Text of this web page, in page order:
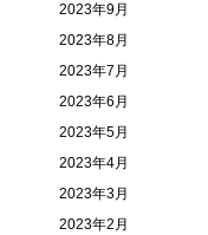
2023年9月
2023年8月
2023年7月
2023年6月
2023年5月
2023年4月
2023年3月
2023年2月